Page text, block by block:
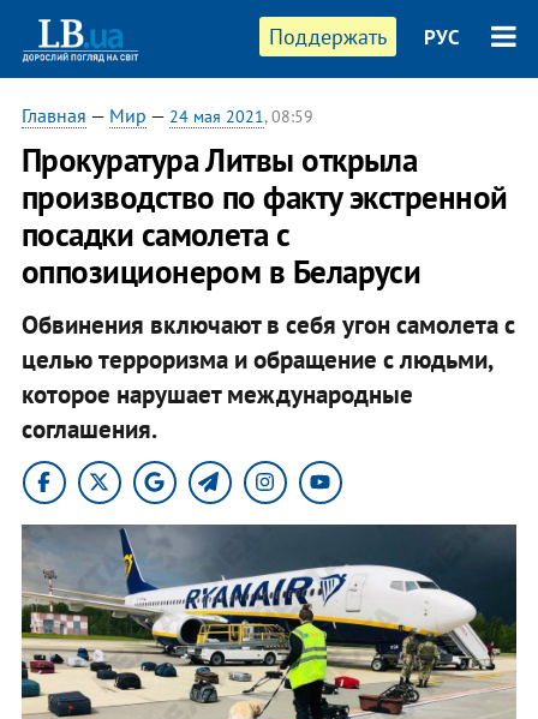
Поддержать РУС
Главная — Мир — 24 мая 2021, 08:59
Прокуратура Литвы открыла
производство по факту экстренной
посадки самолета с
оппозиционером в Беларуси
Обвинения включают в себя угон самолета с
целью терроризма и обращение с людьми,
которое нарушает международные
соглашения.